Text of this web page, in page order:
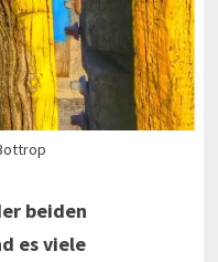
beiden
es viele